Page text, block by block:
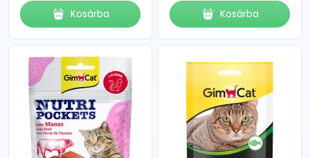
Kosárba
Kosárba